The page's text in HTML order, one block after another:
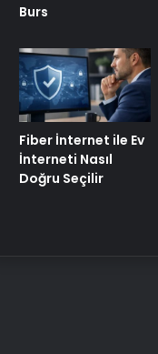
Burs
Fiber İnternet ile Ev
İnterneti Nasıl
Doğru Seçilir